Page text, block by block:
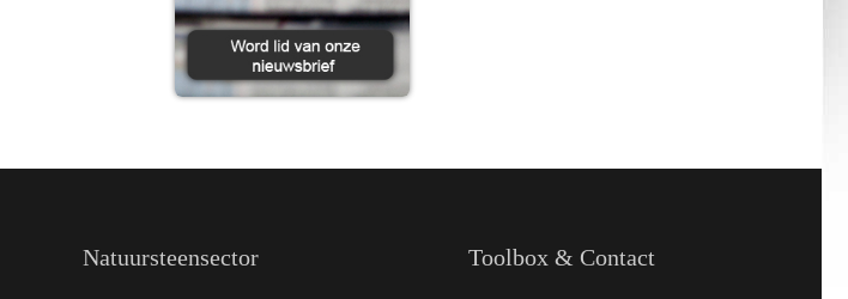
Natuursteensector Toolbox & Contact